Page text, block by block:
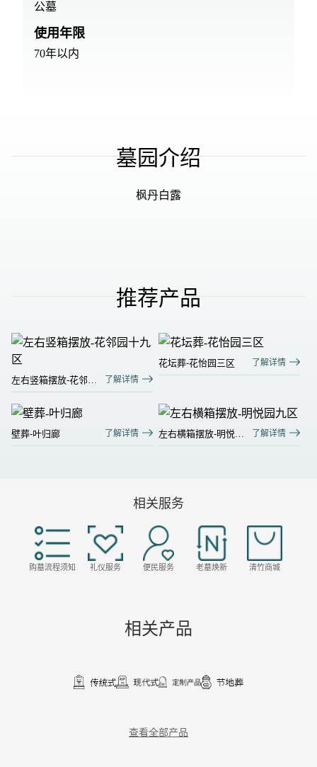
公墓
使用年限
70年以内
墓园介绍
枫丹白露
推荐产品
左右竖箱摆放-花邻园
十九区
了解详情
花坛葬-花怡园三区 了解详情
壁葬-叶归廊 了解详情
左右横箱摆放-明悦园
九区
了解详情
相关服务
购墓流程须知 礼仪服务 便民服务 老墓焕新 清竹商城
相关产品
查看全部产品